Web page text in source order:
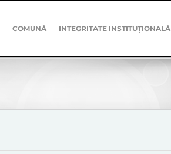
COMUNĂ INTEGRITATE INSTITUȚIONALĂ